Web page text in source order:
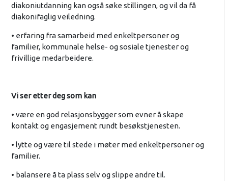
diakoniutdanning kan også søke stillingen, og vil da få
diakonifaglig veiledning.
• erfaring fra samarbeid med enkeltpersoner og
familier, kommunale helse- og sosiale tjenester og
frivillige medarbeidere.
Vi ser etter deg som kan
• være en god relasjonsbygger som evner å skape
kontakt og engasjement rundt besøkstjenesten.
• lytte og være til stede i møter med enkeltpersoner og
familier.
• balansere å ta plass selv og slippe andre til.